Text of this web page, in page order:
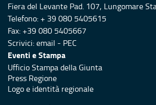
Fiera del Levante Pad. 107, Lungomare
Telefono: + 39 080 5405615
Fax: +39 080 5405667
Scrivici:email - PEC
Eventi e Stampa
Ufficio Stampa della Giunta
Press Regione
Logo e identità regionale